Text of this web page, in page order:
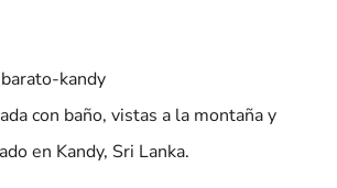
con baño, vistas a la montaña y
en Kandy, Sri Lanka.